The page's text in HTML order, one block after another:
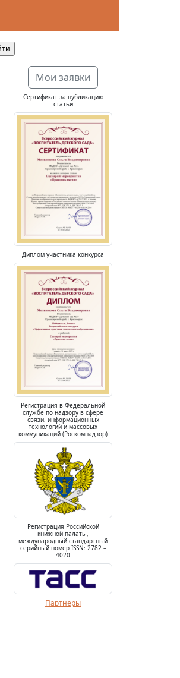
Мои заявки
Сертификат за публикацию
статьи
Диплом участника конкурса
Регистрация в Федеральной
службе по надзору в сфере
связи, информационных
технологий и массовых
коммуникаций (Роскомнадзор)
Регистрация Российской
книжной палаты,
международный стандартный
серийный номер ISSN: 2782 –
4020
Партнеры